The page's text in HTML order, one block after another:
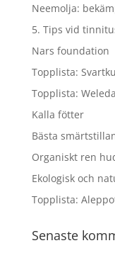
Neemolja:
5. Tips vid
Nars foundation
Topplista:
Topplista: Weleda
Kalla fötter
Bästa
Organiskt ren
Ekologisk och
Topplista:
Senaste